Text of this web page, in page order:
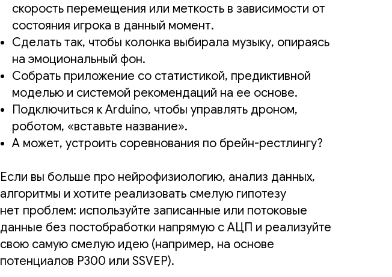
скорость перемещения или меткость в зависимости от
состояния игрока в данный момент.
Сделать так, чтобы колонка выбирала музыку, опираясь
на эмоциональный фон.
Собрать приложение со статистикой, предиктивной
моделью и системой рекомендаций на ее основе.
Подключиться к Arduino, чтобы управлять дроном,
роботом, «вставьте название».
А может, устроить соревнования по брейн-рестлингу?
Если вы больше про нейрофизиологию, анализ данных,
алгоритмы и хотите реализовать смелую гипотезу
нет проблем: используйте записанные или потоковые
данные без постобработки напрямую с АЦП и реализуйте
свою самую смелую идею (например, на основе
потенциалов P300 или SSVEP).